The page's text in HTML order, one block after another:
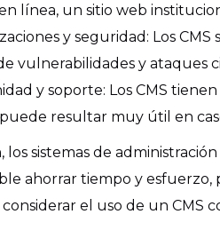
línea, un sitio web
y seguridad: Los
vulnerabilidades y ataques
y soporte: Los CMS
resultar muy útil en
los sistemas de
ahorrar tiempo y
el uso de un CMS